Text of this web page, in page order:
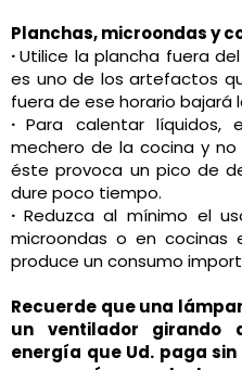
Planchas, microondas y
·Utilice la plancha fuera
es uno de los artefactos
fuera de ese horario bajará
·Para calentar líquidos,
mechero de la cocina y
éste provoca un pico de
dure poco tiempo.
· Reduzca al mínimo el
microondas o en cocinas
produce un consumo
Recuerde que una
un ventilador girando
energía que Ud. paga